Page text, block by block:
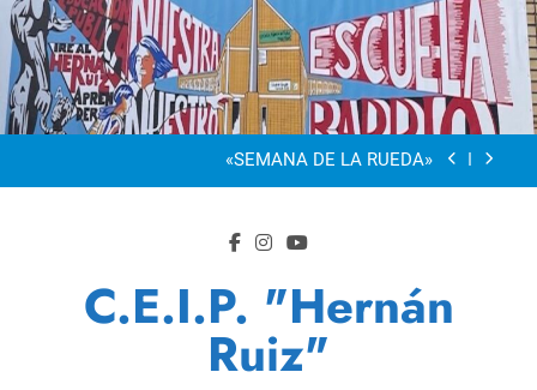
Saltar
al
contenido
“Visibles Sí”
Dia De La Familia
«SEMANA DE LA RUEDA»
Dia De La Familia
«SEMANA DE LA RUEDA»
C.E.I.P. "Hernán
Ruiz"